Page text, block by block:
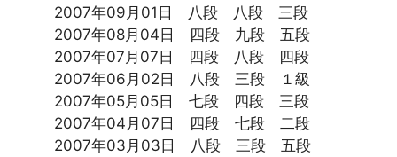
2007年09月01日 八段 八段 三段
2007年08月04日 四段 九段 五段
2007年07月07日 四段 八段 四段
2007年06月02日 八段 三段 １級
2007年05月05日 七段 四段 三段
2007年04月07日 四段 七段 二段
2007年03月03日 八段 三段 五段